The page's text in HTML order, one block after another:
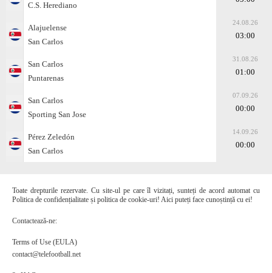
C.S. Herediano
Alajuelense
San Carlos
24.08.26
03:00
San Carlos
Puntarenas
31.08.26
01:00
San Carlos
Sporting San Jose
07.09.26
00:00
Pérez Zeledón
San Carlos
14.09.26
00:00
Toate drepturile rezervate. Cu site-ul pe care îl vizitați, sunteți de acord automat cu
Politica de confidențialitate și politica de cookie-uri! Aici puteți face cunoștință cu ei!
Contactează-ne:
Terms of Use (EULA)
contact@telefootball.net